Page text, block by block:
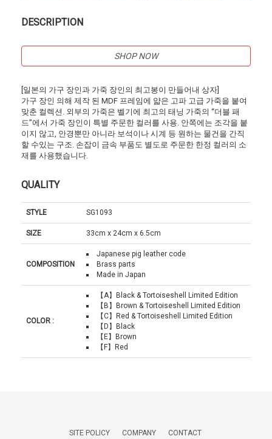
DESCRIPTION
SHOP NOW
[일본의 가구 장인과 가죽 장인의 최고봉이 만들어내 상자]
가구 장인 의해 제작 된 MDF 프레임에 얇은 고파 고급 가죽을 붙여
맞춘 컬렉션. 외부의 가죽은 벨기에 최고의 태닝 가죽의 “더블 패
드”에서 가죽 장인이 특별 주문한 컬러를 사용. 안쪽에는 조각을 붙
이지 않고, 안경뿐만 아니라 보석이나 시계 등 원하는 물건을 간직
할 수있는 구조. 손잡이 금속 부품도 별도로 주문한 한정 컬러의 소
재를 사용했습니다.
QUALITY
STYLE SG1093
SIZE 33cm x 24cm x 6.5cm
COMPOSITION
Japanese pig leather code
Brass parts
Made in Japan
COLOR :
【A】Black & Tortoiseshell Limited Edition
【B】Brown & Tortoiseshell Limited Edition
【C】Red & Tortoiseshell Limited Edition
【D】Black
【E】Brown
【F】Red
SITE POLICY COMPANY CONTACT